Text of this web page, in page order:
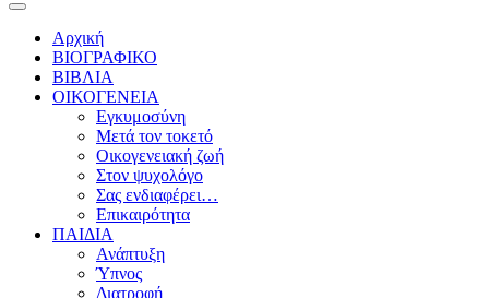
Αρχική
ΒΙΟΓΡΑΦΙΚΟ
ΒΙΒΛΙΑ
ΟΙΚΟΓΕΝΕΙΑ
Εγκυμοσύνη
Μετά τον τοκετό
Οικογενειακή ζωή
Στον ψυχολόγο
Σας ενδιαφέρει…
Επικαιρότητα
ΠΑΙΔΙΑ
Ανάπτυξη
Ύπνος
Διατροφή